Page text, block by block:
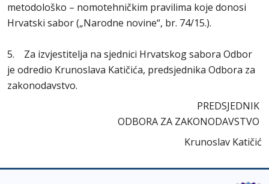
metodološko – nomotehničkim pravilima koje donosi
Hrvatski sabor („Narodne novine“, br. 74/15.).
5. Za izvjestitelja na sjednici Hrvatskog sabora Odbor
je odredio Krunoslava Katičića, predsjednika Odbora za
zakonodavstvo.
PREDSJEDNIK
ODBORA ZA ZAKONODAVSTVO
Krunoslav Katičić